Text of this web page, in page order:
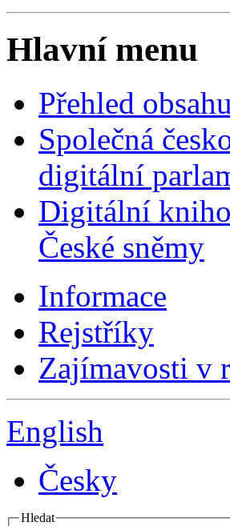
Hlavní menu
Přehled obsahu
Společná
digitální
Digitální
České sněmy
Informace
Rejstříky
Zajímavosti v
English
Česky
Hledat